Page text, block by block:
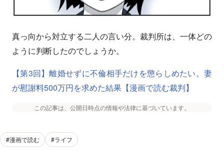
真っ向から対立する二人の言い分。裁判所は、一体どの
ように判断したのでしょうか。
【第3回】離婚せずに不倫相手だけを懲らしめたい。妻
が慰謝料500万円を求めた結果【漫画で読む裁判】
この記事は、公開日時点の情報や法律に基づいています。
#漫画で読む #ライフ